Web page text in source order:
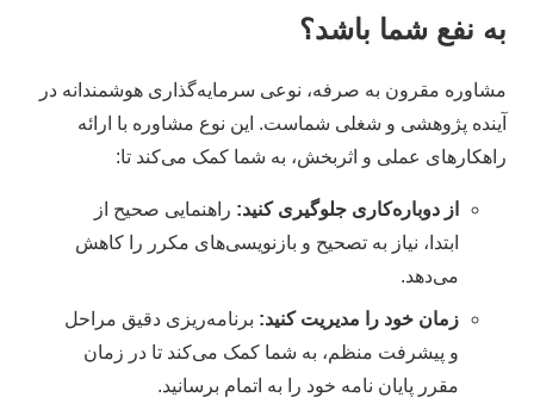
به نفع شما باشد؟
مشاوره مقرون به صرفه، نوعی سرمایه‌گذاری هوشمندانه در
آینده پژوهشی و شغلی شماست. این نوع مشاوره با ارائه
راهکارهای عملی و اثربخش، به شما کمک می‌کند تا:
از دوباره‌کاری جلوگیری کنید: راهنمایی صحیح از
ابتدا، نیاز به تصحیح و بازنویسی‌های مکرر را کاهش
می‌دهد.
زمان خود را مدیریت کنید: برنامه‌ریزی دقیق مراحل
و پیشرفت منظم، به شما کمک می‌کند تا در زمان
مقرر پایان نامه خود را به اتمام برسانید.